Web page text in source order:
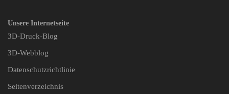
Unsere Internetseite
3D-Druck-Blog
3D-Webblog
Datenschutzrichtlinie
Seitenverzeichnis